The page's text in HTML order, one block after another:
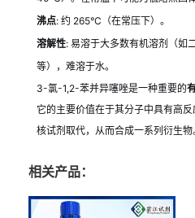
沸点: 约 265°C（在常压下）。
溶解性: 易溶于大多数有机溶剂（如
等），难溶于水。
3-氯-1,2-苯并异噻唑是一种重要的
它的主要价值在于其分子中具有高
核试剂取代，从而合成一系列衍生物
相关产品：